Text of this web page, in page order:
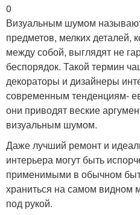
0
Визуальным шумом
предметов, мелких деталей,
между собой, выглядят не
беспорядок. Такой термин
декораторы и дизайнеры
современным тенденциям-
они приводят веские
визуальным шумом.
Даже лучший ремонт и
интерьера могут быть
применимыми в обычном
храниться на самом видном
под рукой.